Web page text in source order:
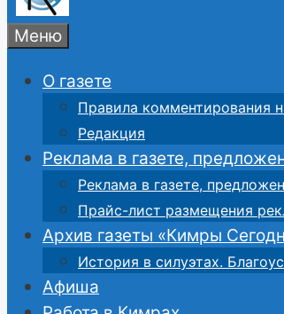
Меню
О газете
Правила комментирования
Редакция
Реклама в газете,
Реклама в газете,
Прайс-лист размещения
Архив газеты «Кимры
История в силуэтах.
Афиша